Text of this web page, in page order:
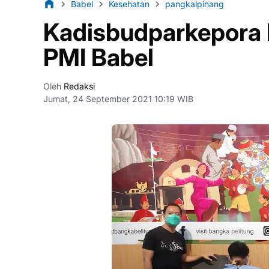
Babel Kesehatan pangkalpinang
Kadisbudparkepora
PMI Babel
Oleh Redaksi
Jumat, 24 September 2021 10:19 WIB